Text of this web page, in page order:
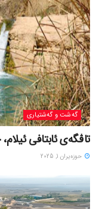
گه‌شت و گه‌شتیاری
تاڤگەی ئابتافی
حوزه‌یران 1, 2025